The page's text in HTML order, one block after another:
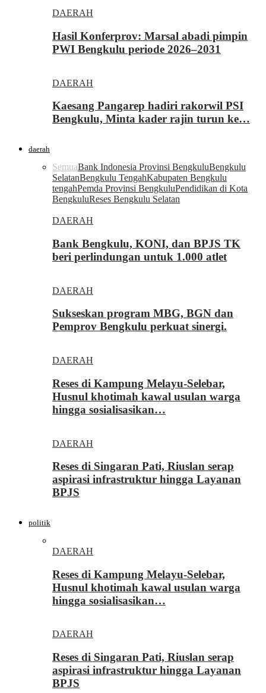
DAERAH
Hasil Konferprov: Marsal abadi pimpin
PWI Bengkulu periode 2026–2031
DAERAH
Kaesang Pangarep hadiri rakorwil PSI
Bengkulu, Minta kader rajin turun ke…
daerah
SemuaBank Indonesia Provinsi BengkuluBengkulu
SelatanBengkulu TengahKabupaten Bengkulu
tengahPemda Provinsi BengkuluPendidikan di Kota
BengkuluReses Bengkulu Selatan
DAERAH
Bank Bengkulu, KONI, dan BPJS TK
beri perlindungan untuk 1.000 atlet
DAERAH
Sukseskan program MBG, BGN dan
Pemprov Bengkulu perkuat sinergi.
DAERAH
Reses di Kampung Melayu-Selebar,
Husnul khotimah kawal usulan warga
hingga sosialisasikan…
DAERAH
Reses di Singaran Pati, Riuslan serap
aspirasi infrastruktur hingga Layanan
BPJS
politik
DAERAH
Reses di Kampung Melayu-Selebar,
Husnul khotimah kawal usulan warga
hingga sosialisasikan…
DAERAH
Reses di Singaran Pati, Riuslan serap
aspirasi infrastruktur hingga Layanan
BPJS